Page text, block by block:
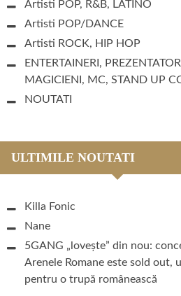
Artisti POP, R&B, LATINO
Artisti POP/DANCE
Artisti ROCK, HIP HOP
ENTERTAINERI,
MAGICIENI, MC, STAND UP
NOUTATI
ULTIMILE NOUTATI
Killa Fonic
Nane
5GANG „lovește” din nou:
Arenele Romane este sold out,
pentru o trupă românească